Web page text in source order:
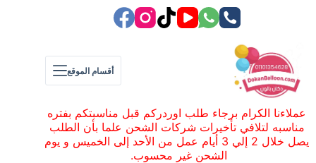
أقسام الموقع
عملاءنا الكرام برجاء طلب اوردركم قبل مناسبتكم بفتره
مناسبه لتلافي تأخيرات شركات الشحن علما بأن الطلب
يصل خلال 2 إلي 3 أيام عمل من الأحد إلى الخميس و يوم
الشحن غير محسوب.